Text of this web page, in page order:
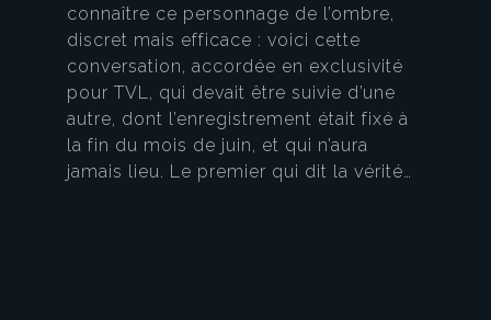
connaître ce personnage de l’ombre,
discret mais efficace : voici cette
conversation, accordée en exclusivité
pour TVL, qui devait être suivie d’une
autre, dont l’enregistrement était fixé à
la fin du mois de juin, et qui n’aura
jamais lieu. Le premier qui dit la vérité…